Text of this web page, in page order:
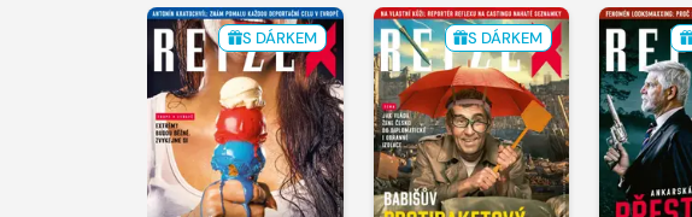
S DÁRKEM S DÁRKEM